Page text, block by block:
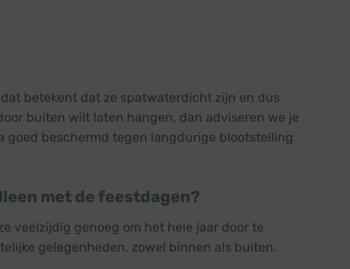
betekent dat ze spatwaterdicht zijn en dus
buiten wilt laten hangen, dan adviseren we je
goed beschermd tegen langdurige blootstelling
met de feestdagen?
veelzijdig genoeg om het hele jaar door te
gelegenheden, zowel binnen als buiten.